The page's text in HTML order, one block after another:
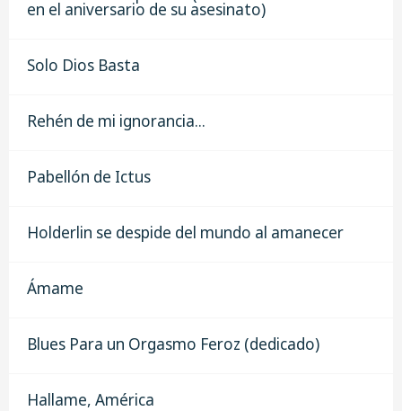
en el aniversario de su asesinato)
Solo Dios Basta
Rehén de mi ignorancia...
Pabellón de Ictus
Holderlin se despide del mundo al amanecer
Ámame
Blues Para un Orgasmo Feroz (dedicado)
Hallame, América